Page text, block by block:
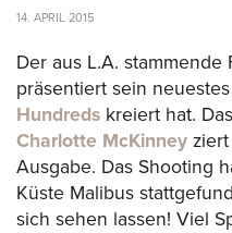
14. APRIL 2015
Der aus L.A. stammende
präsentiert sein
Hundreds kreiert hat.
Charlotte McKinney
Ausgabe. Das Shooting
Küste Malibus
sich sehen lassen! Viel